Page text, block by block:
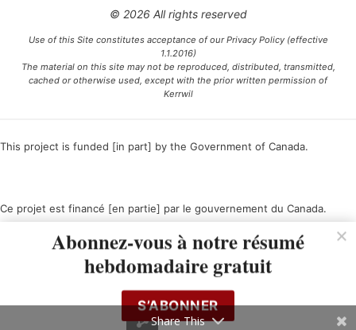
© 2026 All rights reserved
Use of this Site constitutes acceptance of our Privacy Policy (effective
1.1.2016)
The material on this site may not be reproduced, distributed, transmitted,
cached or otherwise used, except with the prior written permission of
Kerrwil
This project is funded [in part] by the Government of Canada.
Ce projet est financé [en partie] par le gouvernement du Canada.
Abonnez-vous à notre résumé
hebdomadaire gratuit
S’ABONNER
Share This